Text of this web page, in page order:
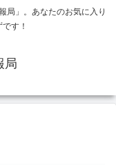
局」。あなたのお気に入り
す！
局